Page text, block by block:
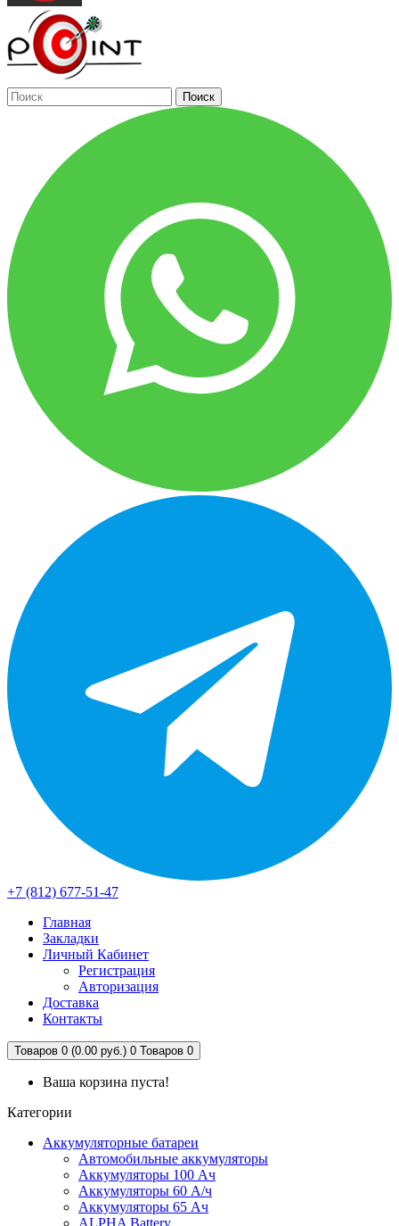
Поиск
+7 (812) 677-51-47
Главная
Закладки
Личный Кабинет
Регистрация
Авторизация
Доставка
Контакты
Товаров 0 (0.00 руб.) 0 Товаров 0
Ваша корзина пуста!
Категории
Аккумуляторные батареи
Автомобильные аккумуляторы
Аккумуляторы 100 Ач
Аккумуляторы 60 А/ч
Аккумуляторы 65 Ач
ALPHA Battery